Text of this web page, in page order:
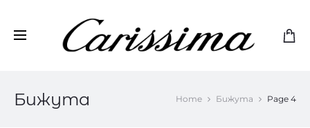
Бижута Home Бижута Page 4